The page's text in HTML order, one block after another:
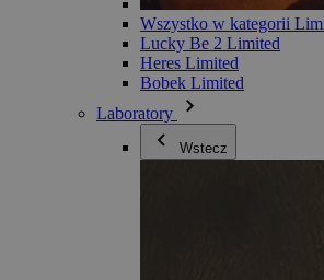
Wszystko w kategorii
Lucky Be 2 Limited
Heres Limited
Bobek Limited
Laboratory
Wstecz